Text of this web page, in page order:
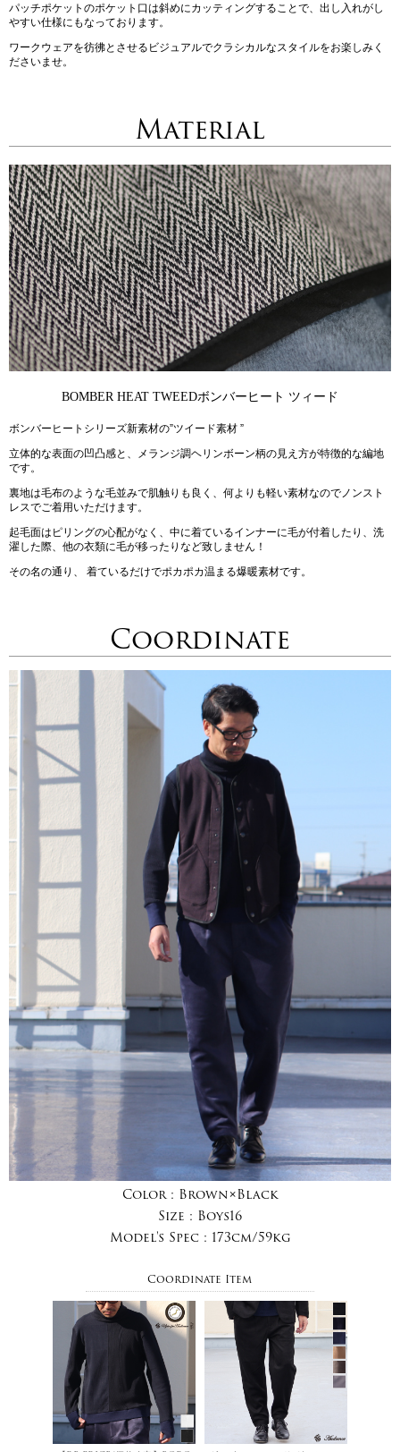
パッチポケットのポケット口は斜めにカッティングすることで、出し入れがし
やすい仕様にもなっております。
ワークウェアを彷彿とさせるビジュアルでクラシカルなスタイルをお楽しみく
ださいませ。
Material
BOMBER HEAT TWEEDボンバーヒート ツィード
ボンバーヒートシリーズ新素材の”ツイード素材 ”
立体的な表面の凹凸感と、メランジ調ヘリンボーン柄の見え方が特徴的な編地
です。
裏地は毛布のような毛並みで肌触りも良く、何よりも軽い素材なのでノンスト
レスでご着用いただけます。
起毛面はピリングの心配がなく、中に着ているインナーに毛が付着したり、洗
濯した際、他の衣類に毛が移ったりなど致しません！
その名の通り、 着ているだけでポカポカ温まる爆暖素材です。
Coordinate
Color : Brown×Black
Size : Boys16
Model's Spec : 173cm/59kg
Coordinate Item